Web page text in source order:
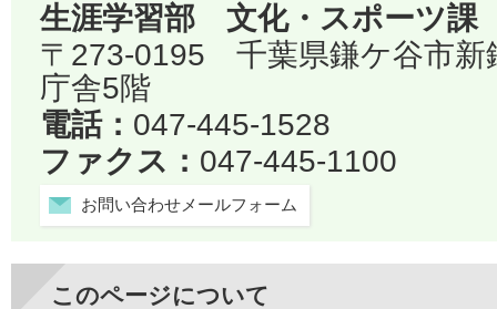
生涯学習部 文化・スポーツ
〒273-0195 千葉県鎌ケ谷市
庁舎5階
電話： 047-445-1528
ファクス： 047-445-1100
お問い合わせメールフォーム
このページについて